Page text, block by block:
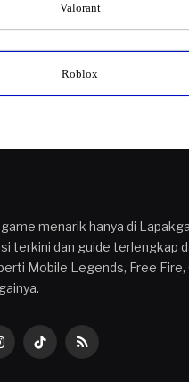
Valorant
Roblox
menarik hanya di
terkini dan guide terlengkap
Mobile Legends, Free Fire,
TikTokRSS